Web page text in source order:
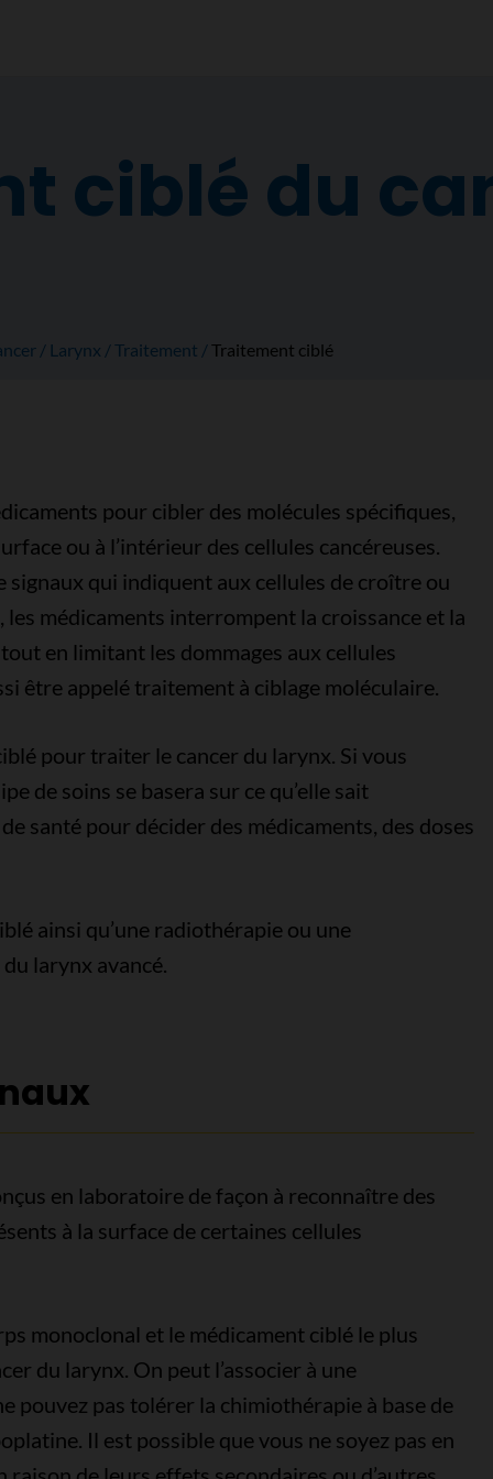
ciblé du
Larynx Traitement Traitement ciblé
pour cibler des molécules spécifiques,
ou à l’intérieur des cellules cancéreuses.
signaux qui indiquent aux cellules de croître ou
les médicaments interrompent la croissance et la
en limitant les dommages aux cellules
être appelé traitement à ciblage moléculaire.
pour traiter le cancer du larynx. Si vous
de soins se basera sur ce qu’elle sait
santé pour décider des médicaments, des doses
ainsi qu’une radiothérapie ou une
larynx avancé.
en laboratoire de façon à reconnaître des
à la surface de certaines cellules
monoclonal et le médicament ciblé le plus
du larynx. On peut l’associer à une
pouvez pas tolérer la chimiothérapie à base de
Il est possible que vous ne soyez pas en